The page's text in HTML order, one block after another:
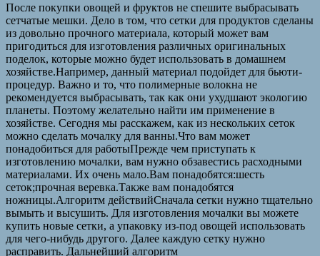
После покупки овощей и фруктов не спешите выбрасывать
сетчатые мешки. Дело в том, что сетки для продуктов сделаны
из довольно прочного материала, который может вам
пригодиться для изготовления различных оригинальных
поделок, которые можно будет использовать в домашнем
хозяйстве.Например, данный материал подойдет для бьюти-
процедур. Важно и то, что полимерные волокна не
рекомендуется выбрасывать, так как они ухудшают экологию
планеты. Поэтому желательно найти им применение в
хозяйстве. Сегодня мы расскажем, как из нескольких сеток
можно сделать мочалку для ванны.Что вам может
понадобиться для работыПрежде чем приступать к
изготовлению мочалки, вам нужно обзавестись расходными
материалами. Их очень мало.Вам понадобятся:шесть
сеток;прочная веревка.Также вам понадобятся
ножницы.Алгоритм действийСначала сетки нужно тщательно
вымыть и высушить. Для изготовления мочалки вы можете
купить новые сетки, а упаковку из-под овощей использовать
для чего-нибудь другого. Далее каждую сетку нужно
расправить. Дальнейший алгоритм